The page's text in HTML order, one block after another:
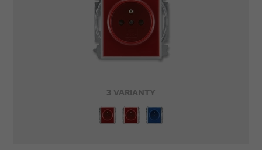
3 VARIANTY